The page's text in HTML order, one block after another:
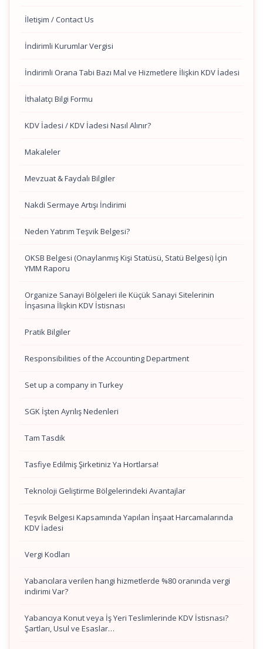
İletişim / Contact Us
İndirimli Kurumlar Vergisi
İndirimli Orana Tabi Bazı Mal ve Hizmetlere İlişkin KDV İadesi
İthalatçı Bilgi Formu
KDV İadesi / KDV İadesi Nasıl Alınır?
Makaleler
Mevzuat & Faydalı Bilgiler
Nakdi Sermaye Artışı İndirimi
Neden Yatırım Teşvik Belgesi?
OKSB Belgesi (Onaylanmış Kişi Statüsü, Statü Belgesi) İçin
YMM Raporu
Organize Sanayi Bölgeleri ile Küçük Sanayi Sitelerinin
İnşasına İlişkin KDV İstisnası
Pratik Bilgiler
Responsibilities of the Accounting Department
Set up a company in Turkey
SGK İşten Ayrılış Nedenleri
Tam Tasdik
Tasfiye Edilmiş Şirketiniz Ya Hortlarsa!
Teknoloji Geliştirme Bölgelerindeki Avantajlar
Teşvik Belgesi Kapsamında Yapılan İnşaat Harcamalarında
KDV İadesi
Vergi Kodları
Yabancılara verilen hangi hizmetlerde %80 oranında vergi
indirimi Var?
Yabancıya Konut veya İş Yeri Teslimlerinde KDV İstisnası?
Şartları, Usul ve Esaslar…